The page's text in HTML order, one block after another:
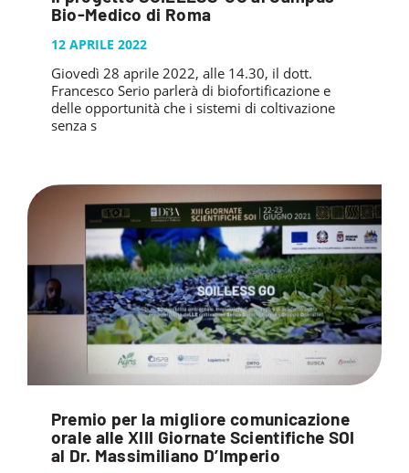
SYSMAN PROGETTI & SERVIZI SRL
TASK 3.7
TASK 3.8
TASK 3.9
PUBBLICAZIONI
TESI DI LAUREA
GALLERY
FOTO GALLERY
VIDEO GALLERY
CONTATTI
Bio-Medico di Roma
12 APRILE 2022
Giovedì 28 aprile 2022, alle 14.30, il dott.
Francesco Serio parlerà di biofortificazione e
delle opportunità che i sistemi di coltivazione
senza s
Premio per la migliore comunicazione
orale alle XIII Giornate Scientifiche SOI
al Dr. Massimiliano D’Imperio